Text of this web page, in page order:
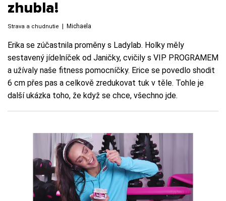
zhubla!
Strava a chudnutie Michaela
Erika se zúčastnila proměny s Ladylab. Holky měly
sestavený jídelníček od Janičky, cvičily s VIP PROGRAMEM
a užívaly naše fitness pomocníčky. Erice se povedlo shodit
6 cm přes pas a celkově zredukovat tuk v těle. Tohle je
další ukázka toho, že když se chce, všechno jde.